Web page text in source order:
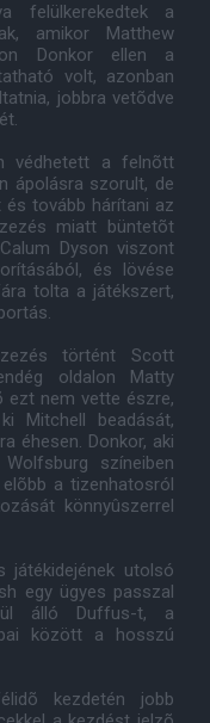
felülkerekedtek a
amikor Matthew
Donkor ellen a
volt, azonban
jobbra vetõdve
védhetett a felnõtt
ápolásra szorult, de
tovább hárítani az
miatt büntetõt
Dyson viszont
és lövése
tolta a játékszert,
történt Scott
oldalon Matty
ezt nem vette észre,
Mitchell beadását,
éhesen. Donkor, aki
színeiben
a tizenhatosról
könnyûszerrel
utolsó
egy ügyes passzal
álló Duffus-t, a
között a hosszú
kezdetén jobb